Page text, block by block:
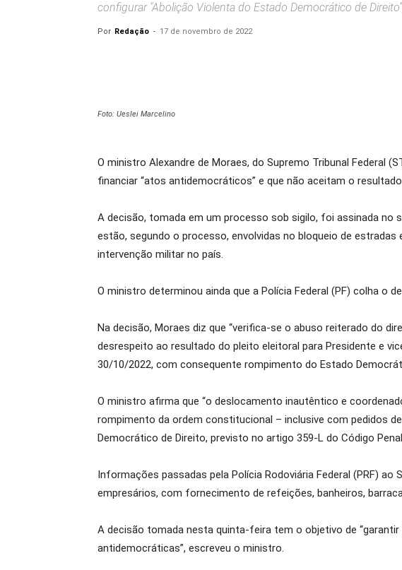
configurar "Abolição Violenta do Estado Democrático de
Por Redação - 17 de novembro de 2022
Foto: Ueslei Marcelino
O ministro Alexandre de Moraes, do Supremo Tribunal Federal
financiar “atos antidemocráticos” e que não aceitam o
A decisão, tomada em um processo sob sigilo, foi assinada no
estão, segundo o processo, envolvidas no bloqueio de
intervenção militar no país.
O ministro determinou ainda que a Polícia Federal (PF) colha o
Na decisão, Moraes diz que “verifica-se o abuso reiterado do
desrespeito ao resultado do pleito eleitoral para Presidente e
30/10/2022, com consequente rompimento do Estado
O ministro afirma que “o deslocamento inautêntico e
rompimento da ordem constitucional – inclusive com pedidos
Democrático de Direito, previsto no artigo 359-L do Código
Informações passadas pela Polícia Rodoviária Federal (PRF)
empresários, com fornecimento de refeições, banheiros,
A decisão tomada nesta quinta-feira tem o objetivo de
antidemocráticas”, escreveu o ministro.